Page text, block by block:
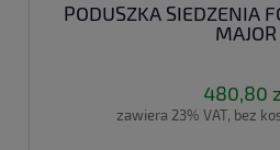
PODUSZKA SIEDZENIA
MAJOR
480,80
zawiera 23% VAT, bez